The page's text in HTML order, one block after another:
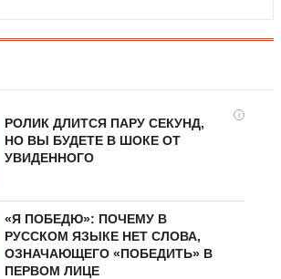
i
РОЛИК ДЛИТСЯ ПАРУ СЕКУНД,
НО ВЫ БУДЕТЕ В ШОКЕ ОТ
УВИДЕННОГО
«Я ПОБЕДЮ»: ПОЧЕМУ В
РУССКОМ ЯЗЫКЕ НЕТ СЛОВА,
ОЗНАЧАЮЩЕГО «ПОБЕДИТЬ» В
ПЕРВОМ ЛИЦЕ